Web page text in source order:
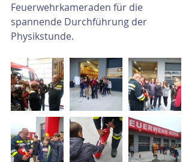
Feuerwehrkameraden für die
spannende Durchführung der
Physikstunde.